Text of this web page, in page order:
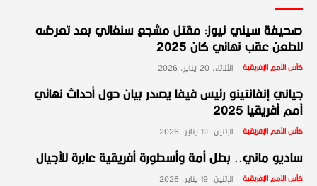
صحيفة سيني نيوز: مقتل مشجع سنغالي بعد تعرضه
للطعن عقب نهائي كان 2025
كأس الأمم الإفريقية الثلاثاء، 20 يناير، 2026
جياني إنفانتينو رئيس فيفا يصدر بيان حول أحداث نهائي
أمم أفريقيا 2025
كأس الأمم الإفريقية الإثنين، 19 يناير، 2026
ساديو ماني.. بطل أمة وأسطورة أفريقية عابرة للأجيال
كأس الأمم الإفريقية الإثنين، 19 يناير، 2026